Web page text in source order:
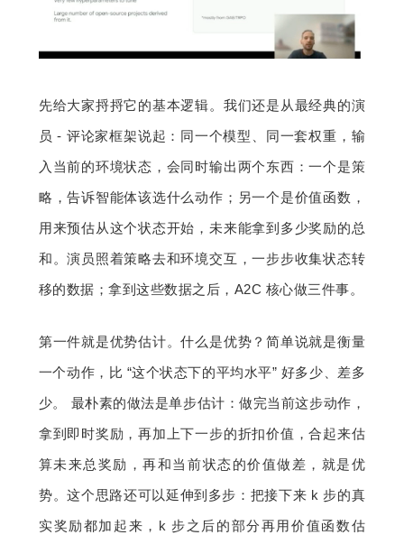
先给大家捋捋它的基本逻辑。我们还是从最经典的演
员 - 评论家框架说起：同一个模型、同一套权重，输
入当前的环境状态，会同时输出两个东西：一个是策
略，告诉智能体该选什么动作；另一个是价值函数，
用来预估从这个状态开始，未来能拿到多少奖励的总
和。演员照着策略去和环境交互，一步步收集状态转
移的数据；拿到这些数据之后，A2C 核心做三件事。
第一件就是优势估计。什么是优势？简单说就是衡量
一个动作，比 “这个状态下的平均水平” 好多少、差多
少。 最朴素的做法是单步估计：做完当前这步动作，
拿到即时奖励，再加上下一步的折扣价值，合起来估
算未来总奖励，再和当前状态的价值做差，就是优
势。这个思路还可以延伸到多步：把接下来 k 步的真
实奖励都加起来，k 步之后的部分再用价值函数估